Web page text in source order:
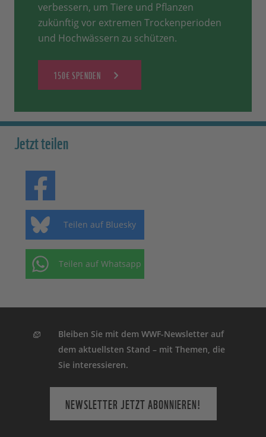
verbessern, um Tiere und Pflanzen
zukünftig vor extremen Trockenperioden
und Hochwässern zu schützen.
150€ SPENDEN
Jetzt teilen
Teilen auf Bluesky
Teilen auf Whatsapp
Bleiben Sie mit dem WWF-Newsletter auf
dem aktuellsten Stand – mit Themen, die
Sie interessieren.
NEWSLETTER JETZT ABONNIEREN!